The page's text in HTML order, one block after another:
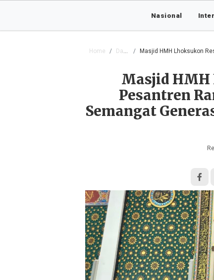
Nasional
Home Daerah Masjid HMH Lhoksukon Resmi Buka
Masjid HMH
Pesantren
Semangat